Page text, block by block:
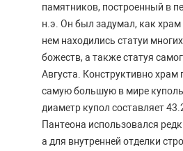
памятников, построенный в
н.э. Он был задумал, как храм
нем находились статуи
божеств, а также статуя
Августа. Конструктивно храм
самую большую в мире
диаметр купол составляет
Пантеона использовался
а для внутренней отделки